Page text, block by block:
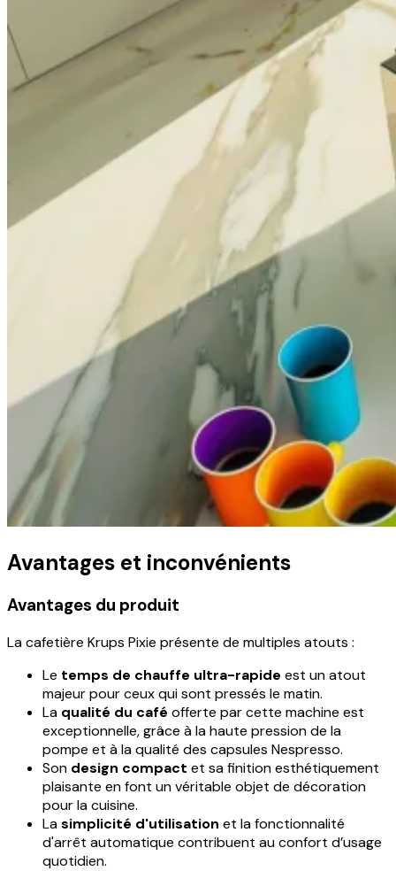
Avantages et inconvénients
Avantages du produit
La cafetière Krups Pixie présente de multiples atouts :
Le temps de chauffe ultra-rapide est un atout
majeur pour ceux qui sont pressés le matin.
La qualité du café offerte par cette machine est
exceptionnelle, grâce à la haute pression de la
pompe et à la qualité des capsules Nespresso.
Son design compact et sa finition esthétiquement
plaisante en font un véritable objet de décoration
pour la cuisine.
Lasimplicité d'utilisation et la fonctionnalité
d'arrêt automatique contribuent au confort d’usage
quotidien.